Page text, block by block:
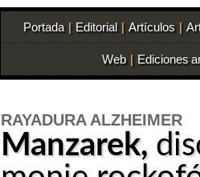
Portada | Editorial | Artículos |
Web | Ediciones
RAYADURA ALZHEIMER
Manzarek,